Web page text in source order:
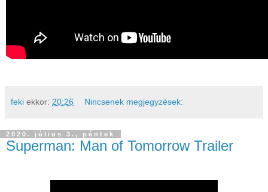
feki ekkor: 20:26 Nincsenek megjegyzések:
2020. július 3., péntek
Superman: Man of Tomorrow Trailer